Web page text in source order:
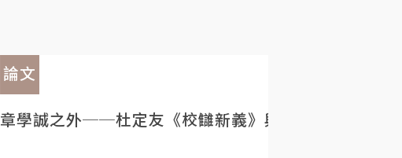
論文
章學誠之外──杜定友《校讎新義》與民初目錄學的重